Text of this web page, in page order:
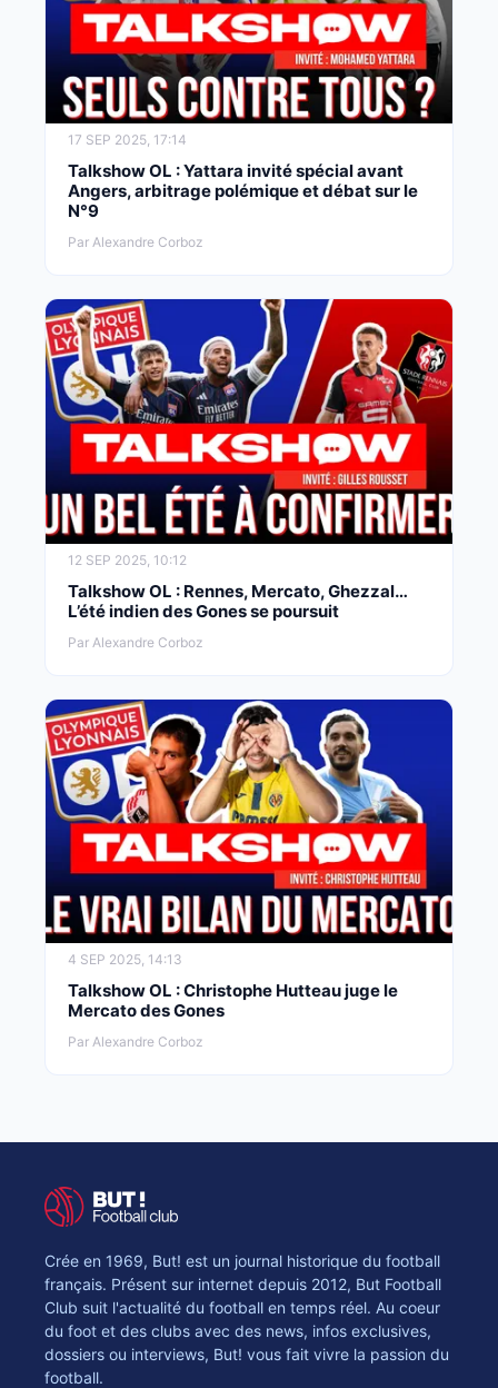
17 SEP 2025, 17:14
Talkshow OL : Yattara invité spécial avant
Angers, arbitrage polémique et débat sur le
N°9
Par Alexandre Corboz
12 SEP 2025, 10:12
Talkshow OL : Rennes, Mercato, Ghezzal…
L’été indien des Gones se poursuit
Par Alexandre Corboz
4 SEP 2025, 14:13
Talkshow OL : Christophe Hutteau juge le
Mercato des Gones
Par Alexandre Corboz
Crée en 1969, But! est un journal historique du football
français. Présent sur internet depuis 2012, But Football
Club suit l'actualité du football en temps réel. Au coeur
du foot et des clubs avec des news, infos exclusives,
dossiers ou interviews, But! vous fait vivre la passion du
football.